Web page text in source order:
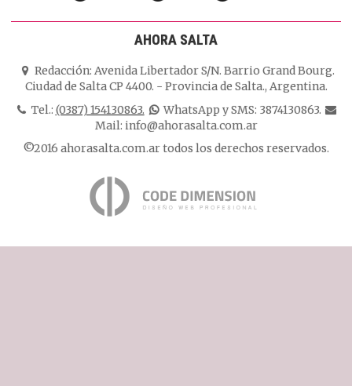
AHORA SALTA
Redacción: Avenida Libertador S/N. Barrio Grand Bourg.
Ciudad de Salta CP 4400. - Provincia de Salta., Argentina.
Tel.: (0387) 154130863.
WhatsApp y SMS: 3874130863.
Mail: info@ahorasalta.com.ar
©2016 ahorasalta.com.ar todos los derechos reservados.